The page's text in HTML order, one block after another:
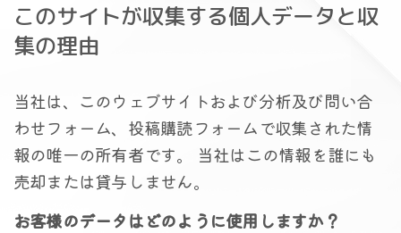
このサイトが収集する個人データと収
集の理由
当社は、このウェブサイトおよび分析及び問い合
わせフォーム、投稿購読フォームで収集された情
報の唯一の所有者です。 当社はこの情報を誰にも
売却または貸与しません。
お客様のデータはどのように使用しますか？